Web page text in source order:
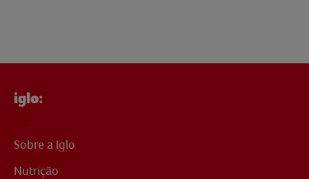
iglo:
Sobre a Iglo
Nutrição